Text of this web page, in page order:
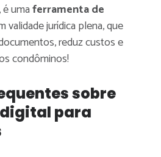
, é umaferramenta de
validade jurídica plena, que
reduz custos e
condôminos!
sobre
para